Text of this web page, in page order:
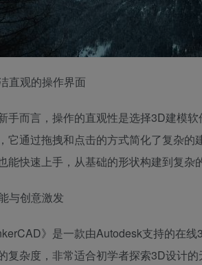
直观的操作界面
手而言，操作的直观性是选择3D建模
它通过拖拽和点击的方式简化了复杂
能快速上手，从基础的形状构建到复杂
与创意激发
》是一款由Autodesk支持的在
复杂度，非常适合初学者探索3D设计